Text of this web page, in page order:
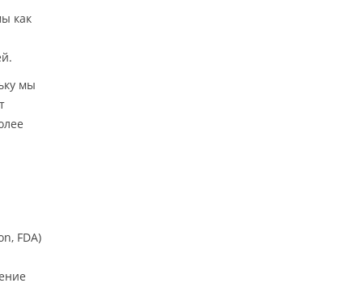
как
мы
FDA)